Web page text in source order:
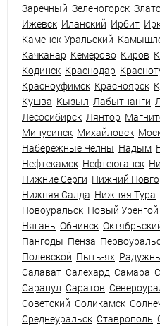
Заречный Зеленогорск
Ижевск Иланский Ирбит
Каменск-Уральский
Качканар Кемерово Киров
Кодинск Краснодар
Красноуфимск Красноярск
Кушва Кызыл Лабытнанги
Лесосибирск Лянтор
Минусинск Михайловск
Набережные Челны Надым
Нефтекамск Нефтеюганск
Нижние Серги Нижний
Нижняя Салда Нижняя Тура
Новоуральск Новый Уренгой
Нягань Обнинск
Пангоды Пенза
Полевской Пыть-ях
Салават Салехард Самара
Сарапул Саратов
Советский Соликамск
Среднеуральск Ставрополь